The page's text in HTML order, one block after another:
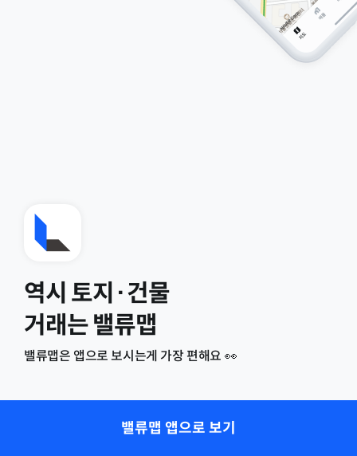
역시 토지·건물
거래는 밸류맵
밸류맵은 앱으로 보시는게 가장 편해요 👀
밸류맵 앱으로 보기